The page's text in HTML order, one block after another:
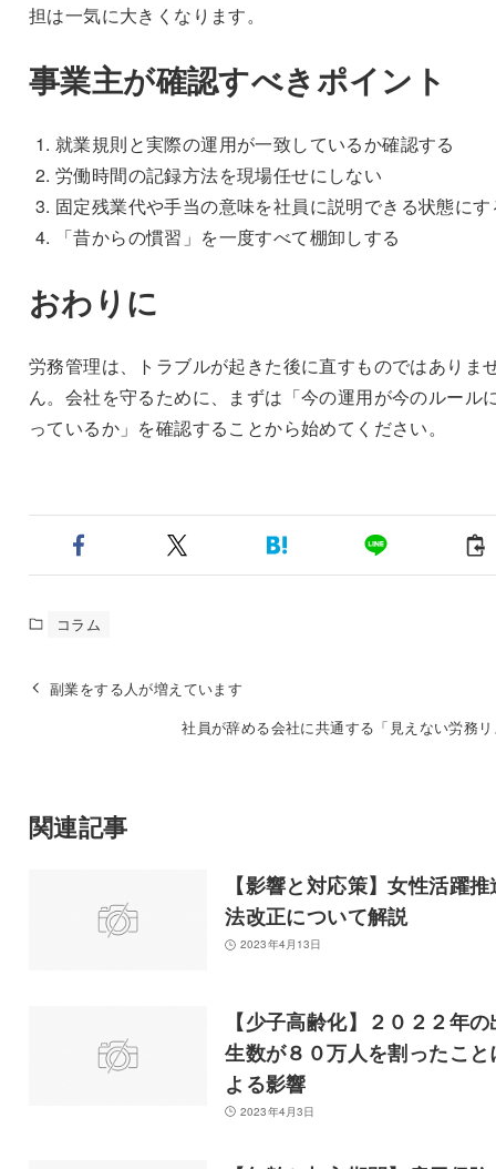
担は一気に大きくなります。
事業主が確認すべきポイント
就業規則と実際の運用が一致しているか確認する
労働時間の記録方法を現場任せにしない
固定残業代や手当の意味を社員に説明できる状態にす
「昔からの慣習」を一度すべて棚卸しする
おわりに
労務管理は、トラブルが起きた後に直すものではありま
ん。会社を守るために、まずは「今の運用が今のルール
っているか」を確認することから始めてください。
コラム
副業をする人が増えています
社員が辞める会社に共通する「見えない労務
関連記事
【影響と対応策】女性活躍推
法改正について解説
2023年4月13日
【少子高齢化】２０２２年の
生数が８０万人を割ったこと
よる影響
2023年4月3日